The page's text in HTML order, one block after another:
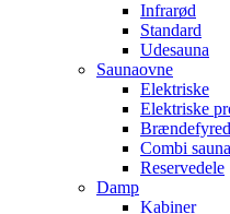
Infrarød
Standard
Udesauna
Saunaovne
Elektriske
Elektriske
Combi
Reservedele
Damp
Kabiner